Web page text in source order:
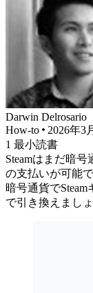
Darwin Delrosario
How-to
2026年3
1 最小読書
Steamはまだ暗
の支払いが可能
暗号通貨で
で引き換えまし